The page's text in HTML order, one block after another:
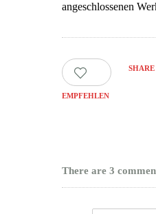
angeschlossenen
EMPFEHLEN
SHARE
There are 3